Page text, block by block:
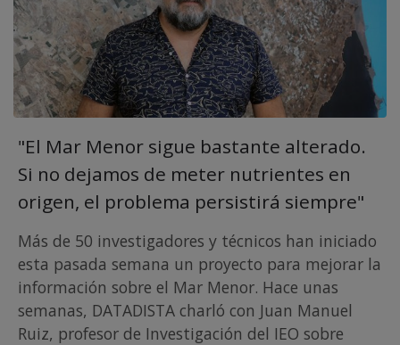
"El Mar Menor sigue bastante alterado.
Si no dejamos de meter nutrientes en
origen, el problema persistirá siempre"
Más de 50 investigadores y técnicos han iniciado
esta pasada semana un proyecto para mejorar la
información sobre el Mar Menor. Hace unas
semanas, DATADISTA charló con Juan Manuel
Ruiz, profesor de Investigación del IEO sobre